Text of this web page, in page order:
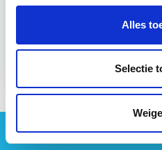
Alles
Selectie
Meer
Geen